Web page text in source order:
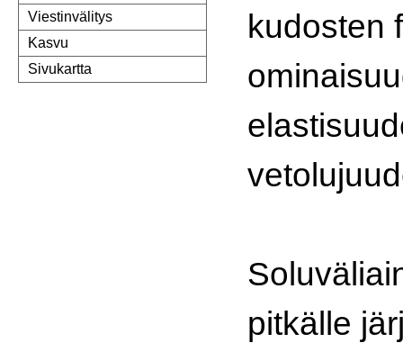
Viestinvälitys
Kasvu
Sivukartta
kudosten
pitkälle